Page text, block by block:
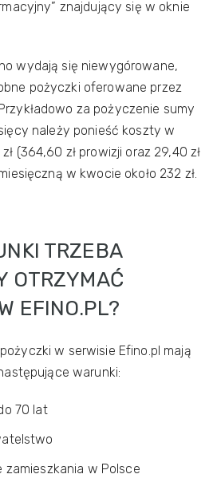
znajdujący się w oknie
wydają się niewygórowane,
pożyczki oferowane przez
za pożyczenie sumy
należy ponieść koszty w
(364,60 zł prowizji oraz 29,40 zł
w kwocie około 232 zł.
TRZEBA
OTRZYMAĆ
EFINO.PL?
w serwisie Efino.pl mają
warunki:
70 lat
zamieszkania w Polsce